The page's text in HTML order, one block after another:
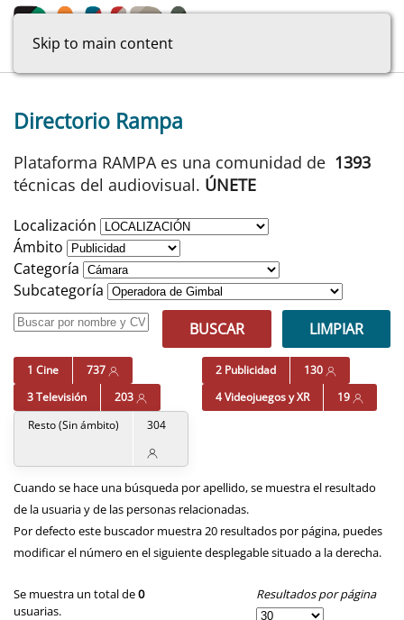
Skip to main content
Directorio Rampa
Plataforma RAMPA es una comunidad de 1393
técnicas del audiovisual. ÚNETE
Localización
Ámbito
Categoría
Subcategoría
BUSCAR
LIMPIAR
1 Cine 737 2 Publicidad
130
3 Televisión
203 4 Videojuegos y XR
19
Resto (Sin ámbito)
304
Cuando se hace una búsqueda por apellido, se muestra el resultado
de la usuaria y de las personas relacionadas.
Por defecto este buscador muestra 20 resultados por página, puedes
modificar el número en el siguiente desplegable situado a la derecha.
Se muestra un total de0
usuarias.
Resultados por página